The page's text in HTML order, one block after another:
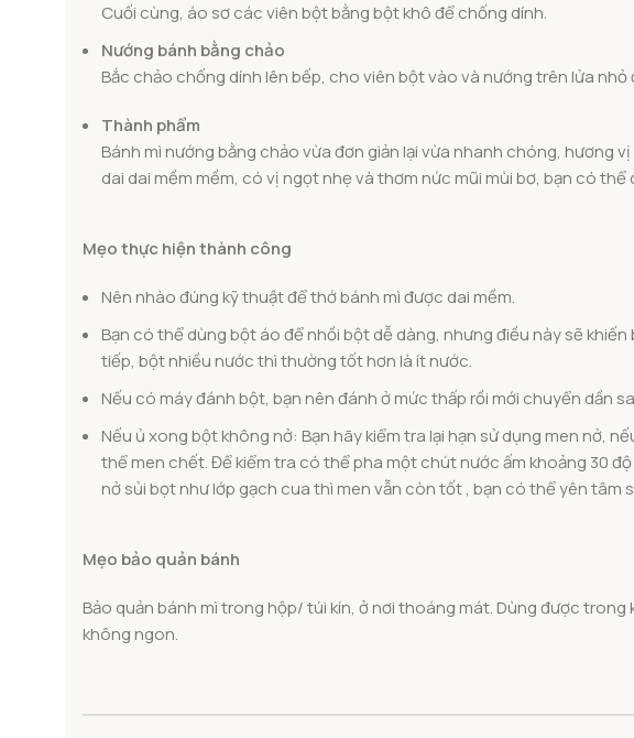
Cuối cùng, áo sơ các viên bột bằng bột khô để chống dính.
Nướng bánh bằng chảo
Bắc chảo chống dính lên bếp, cho viên bột vào và nướng trên lửa nhỏ
Thành phẩm
Bánh mì nướng bằng chảo vừa đơn giản lại vừa nhanh chóng, hương
dai dai mềm mềm, có vị ngọt nhẹ và thơm nức mũi mùi bơ, bạn có
Mẹo thực hiện thành công
Nên nhào đúng kỹ thuật để thớ bánh mì được dai mềm.
Bạn có thể dùng bột áo để nhồi bột dễ dàng, nhưng điều này sẽ
tiếp, bột nhiều nước thì thường tốt hơn là ít nước.
Nếu có máy đánh bột, bạn nên đánh ở mức thấp rồi mới chuyển dần
Nếu ủ xong bột không nở: Bạn hãy kiểm tra lại hạn sử dụng men nở,
thể men chết. Để kiểm tra có thể pha một chút nước ấm khoảng 30
nở sủi bọt như lớp gạch cua thì men vẫn còn tốt , bạn có thể yên tâm
Mẹo bảo quản bánh
Bảo quản bánh mì trong hộp/ túi kín, ở nơi thoáng mát. Dùng được
không ngon.